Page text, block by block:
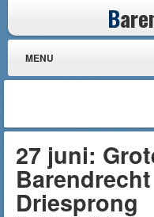
B
MENU
27 juni:
Driesprong